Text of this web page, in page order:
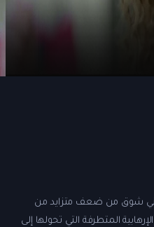
شوق من ضعف متزايد من
المتطرفة التي تحولها إلى